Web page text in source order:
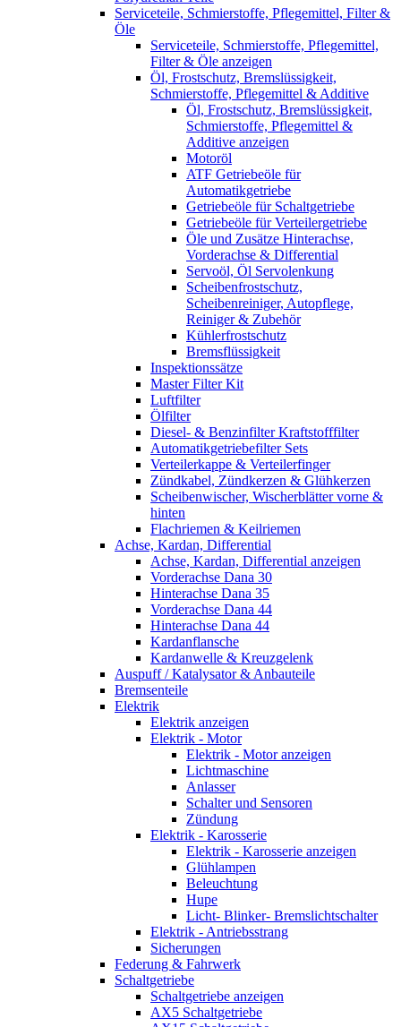
Serviceteile, Schmierstoffe, Pflegemittel, Filter &
Öle
Serviceteile, Schmierstoffe, Pflegemittel,
Filter & Öle anzeigen
Öl, Frostschutz, Bremslüssigkeit,
Schmierstoffe, Pflegemittel & Additive
Öl, Frostschutz, Bremslüssigkeit,
Schmierstoffe, Pflegemittel &
Additive anzeigen
Motoröl
ATF Getriebeöle für
Automatikgetriebe
Getriebeöle für Schaltgetriebe
Getriebeöle für Verteilergetriebe
Öle und Zusätze Hinterachse,
Vorderachse & Differential
Servoöl, Öl Servolenkung
Scheibenfrostschutz,
Scheibenreiniger, Autopflege,
Reiniger & Zubehör
Kühlerfrostschutz
Bremsflüssigkeit
Inspektionssätze
Master Filter Kit
Luftfilter
Ölfilter
Diesel- & Benzinfilter Kraftstofffilter
Automatikgetriebefilter Sets
Verteilerkappe & Verteilerfinger
Zündkabel, Zündkerzen & Glühkerzen
Scheibenwischer, Wischerblätter vorne &
hinten
Flachriemen & Keilriemen
Achse, Kardan, Differential
Achse, Kardan, Differential anzeigen
Vorderachse Dana 30
Hinterachse Dana 35
Vorderachse Dana 44
Hinterachse Dana 44
Kardanflansche
Kardanwelle & Kreuzgelenk
Auspuff / Katalysator & Anbauteile
Bremsenteile
Elektrik
Elektrik anzeigen
Elektrik - Motor
Elektrik - Motor anzeigen
Lichtmaschine
Anlasser
Schalter und Sensoren
Zündung
Elektrik - Karosserie
Elektrik - Karosserie anzeigen
Glühlampen
Beleuchtung
Hupe
Licht- Blinker- Bremslichtschalter
Elektrik - Antriebsstrang
Sicherungen
Federung & Fahrwerk
Schaltgetriebe
Schaltgetriebe anzeigen
AX5 Schaltgetriebe